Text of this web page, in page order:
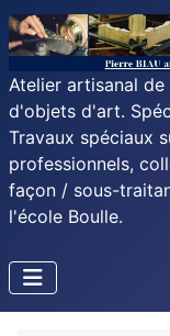
Atelier artisanal
d'objets d'art.
Travaux spéciaux
professionnels,
façon / sous-
l'école Boulle.